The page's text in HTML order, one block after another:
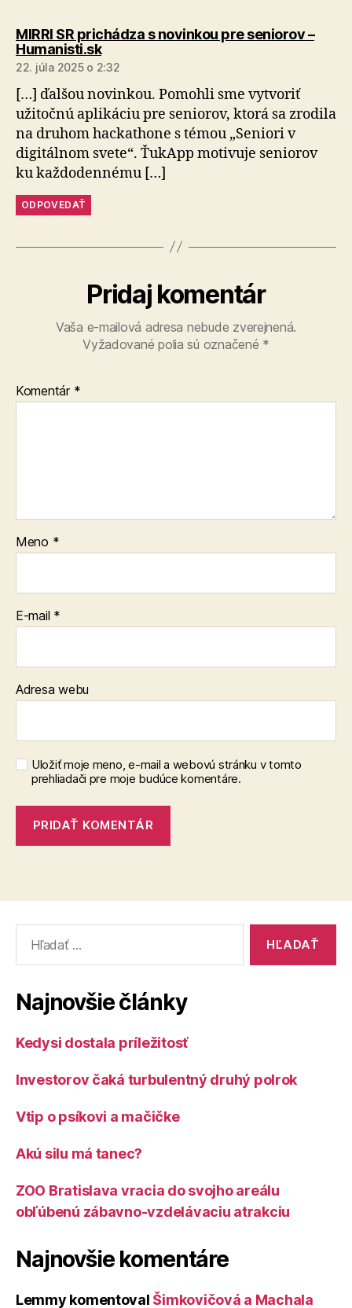
MIRRI SR prichádza s novinkou pre seniorov –
Humanisti.skhovorí:
22. júla 2025 o 2:32
[…] ďalšou novinkou. Pomohli sme vytvoriť
užitočnú aplikáciu pre seniorov, ktorá sa zrodila
na druhom hackathone s témou „Seniori v
digitálnom svete“. ŤukApp motivuje seniorov
ku každodennému […]
ODPOVEDAŤ
Pridaj komentár
Vaša e-mailová adresa nebude zverejnená.
Vyžadované polia sú označené *
Komentár *
Meno *
E-mail *
Adresa webu
Uložiť moje meno, e-mail a webovú stránku v tomto
prehliadači pre moje budúce komentáre.
Najnovšie články
Kedysi dostala príležitosť
Investorov čaká turbulentný druhý polrok
Vtip o psíkovi a mačičke
Akú silu má tanec?
ZOO Bratislava vracia do svojho areálu
obľúbenú zábavno-vzdelávaciu atrakciu
Najnovšie komentáre
Lemmy komentoval Šimkovičová a Machala